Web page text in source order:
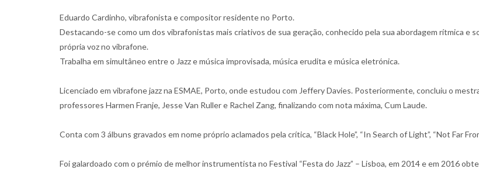
Eduardo Cardinho, vibrafonista e compositor residente no Porto.
Destacando-se como um dos vibrafonistas mais criativos de sua geração, conhecido pela sua abordagem rítmica e
própria voz no vibrafone.
Trabalha em simultâneo entre o Jazz e música improvisada, música erudita e música eletrónica.
Licenciado em vibrafone jazz na ESMAE, Porto, onde estudou com Jeffery Davies. Posteriormente, concluiu o
professores Harmen Franje, Jesse Van Ruller e Rachel Zang, finalizando com nota máxima, Cum Laude.
Conta com 3 álbuns gravados em nome próprio aclamados pela crítica, “Black Hole”, “In Search of Light”, “Not Far
Foi galardoado com o prémio de melhor instrumentista no Festival “Festa do Jazz” – Lisboa, em 2014 e em 2016